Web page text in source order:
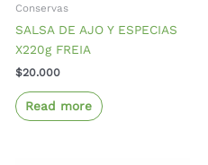
Conservas
SALSA DE AJO Y ESPECIAS
X220g FREIA
$20.000
Read more